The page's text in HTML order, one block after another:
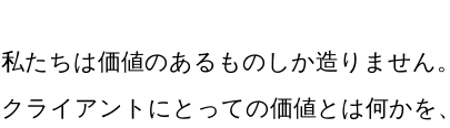
私たちは価値のあるものしか造りません。
クライアントにとっての価値とは何かを、